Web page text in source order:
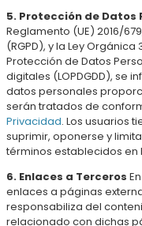
5. Protección de Datos
Reglamento (UE) 2016/
(RGPD), y la Ley
Protección de Datos
digitales (LOPDGDD), se
datos personales
serán tratados de
Privacidad. Los usuarios
suprimir, oponerse y
términos establecidos en
6. Enlaces a Terceros
enlaces a páginas
responsabiliza del
relacionado con dichas